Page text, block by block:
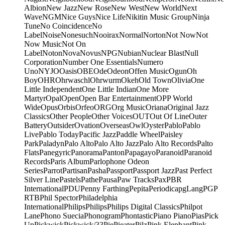
AlbionNew JazzNew RoseNew WestNew WorldNext
WaveNGMNice GuysNice LifeNikitin Music GroupNinja
TuneNo CoincidenceNo
LabelNoiseNonesuchNooiraxNormalNortonNot NowNot
Now MusicNot On
LabelNotonNovaNovusNPGNubianNuclear BlastNull
CorporationNumber One EssentialsNumero
UnoNYJOOasisOBEOdeOdeonOffen MusicOgunOh
BoyOHROhrwaschlOhrwurmOkehOld TownOliviaOne
Little IndependentOne Little IndianOne More
MartyrOpalOpenOpen Bar EntertainmentOPP World
WideOpusOrbisOrfeoORGOrg MusicOrianaOriginal Jazz
ClassicsOther PeopleOther VoicesOUTOut Of LineOuter
BatteryOutsiderOvationOverseasOwlOysterPabloPablo
LivePablo TodayPacific JazzPaddle WheelPaisley
ParkPaladynPalo AltoPalo Alto JazzPalo Alto RecordsPalto
FlatsPanegyricPanoramaPantonPapagayoParanoidParanoid
RecordsParis AlbumParlophone Odeon
SeriesParrotPartisanPashaPassportPassport JazzPast Perfect
Silver LinePastelsPathePausaPaw TracksPaxPBR
InternationalPDUPenny FarthingPepitaPeriodicapgLangPGP
RTBPhil SpectorPhiladelphia
InternationalPhilipsPhilipsPhilips Digital ClassicsPhilpot
LanePhono SueciaPhonogramPhontasticPiano PianoPiasPick